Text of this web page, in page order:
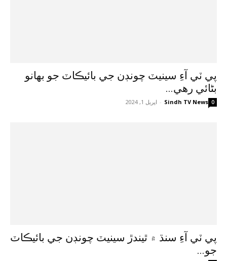
پي ٽي آءِ سينيٽ چونڊن جي بائيڪاٽ جو بهانو
بڻائي رهي...
Sindh TV News
- اپريل 1, 2024 0
پي ٽي آءِ سنڌ ۾ ٿيندڙ سينيٽ چونڊن جي بائيڪاٽ
جو...